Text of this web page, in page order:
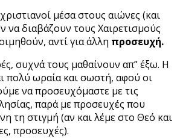
μέσα στους αιώνες (και
να διαβάζουν τους Χαιρετισμούς
αντί για άλλη προσευχή.
συχνά τους μαθαίνουν απ” έξω. Η
πολύ ωραία και σωστή, αφού οι
να προσευχόμαστε με τις
παρά με προσευχές που
τη στιγμή (αν και λέμε στο Θεό και
προσευχές).